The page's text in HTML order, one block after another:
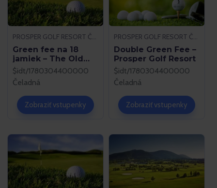
Green fee na 18
jamiek – The Old
Course
$idt/1780304400000
Čeladná
Zobraziť vstupenky
Double Green Fee –
Prosper Golf Resort
$idt/1780304400000
Čeladná
Zobraziť vstupenky